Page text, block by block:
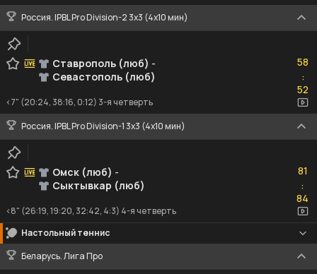
Россия. IPBL Pro Division-2 3x3 (4x10 мин)
Ставрополь (люб) -
Севастополь (люб)
58
:52
52
<7" (20:24, 38:16, 0:12) 3-я четверть
Россия. IPBL Pro Division-1 3x3 (4x10 мин)
Омск (люб) -
Сыктывкар (люб)
81
:84
84
<8" (26:19, 19:20, 32:42, 4:3) 4-я четверть
Настольный теннис
Беларусь. Лига Про